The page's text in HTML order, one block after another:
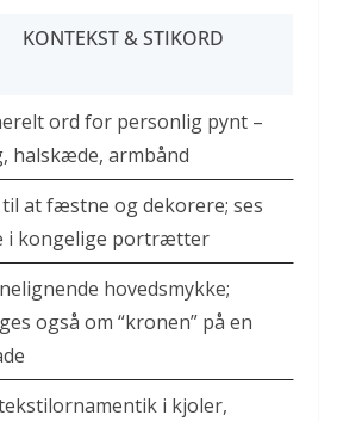
KONTEKST & STIKORD
ord for personlig pynt –
halskæde, armbånd
at fæstne og dekorere; ses
i kongelige portrætter
hovedsmykke;
også om “kronen” på en
i kjoler,